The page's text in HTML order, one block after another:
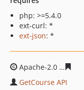
php: >=5.4.0
ext-curl: *
ext-json: *
Apache-2.0
GetCourse API